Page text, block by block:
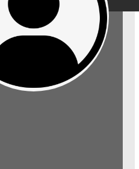
experiência na gestão de negócios e sua
inestimáveis para impulsionar o comércio
cidade.